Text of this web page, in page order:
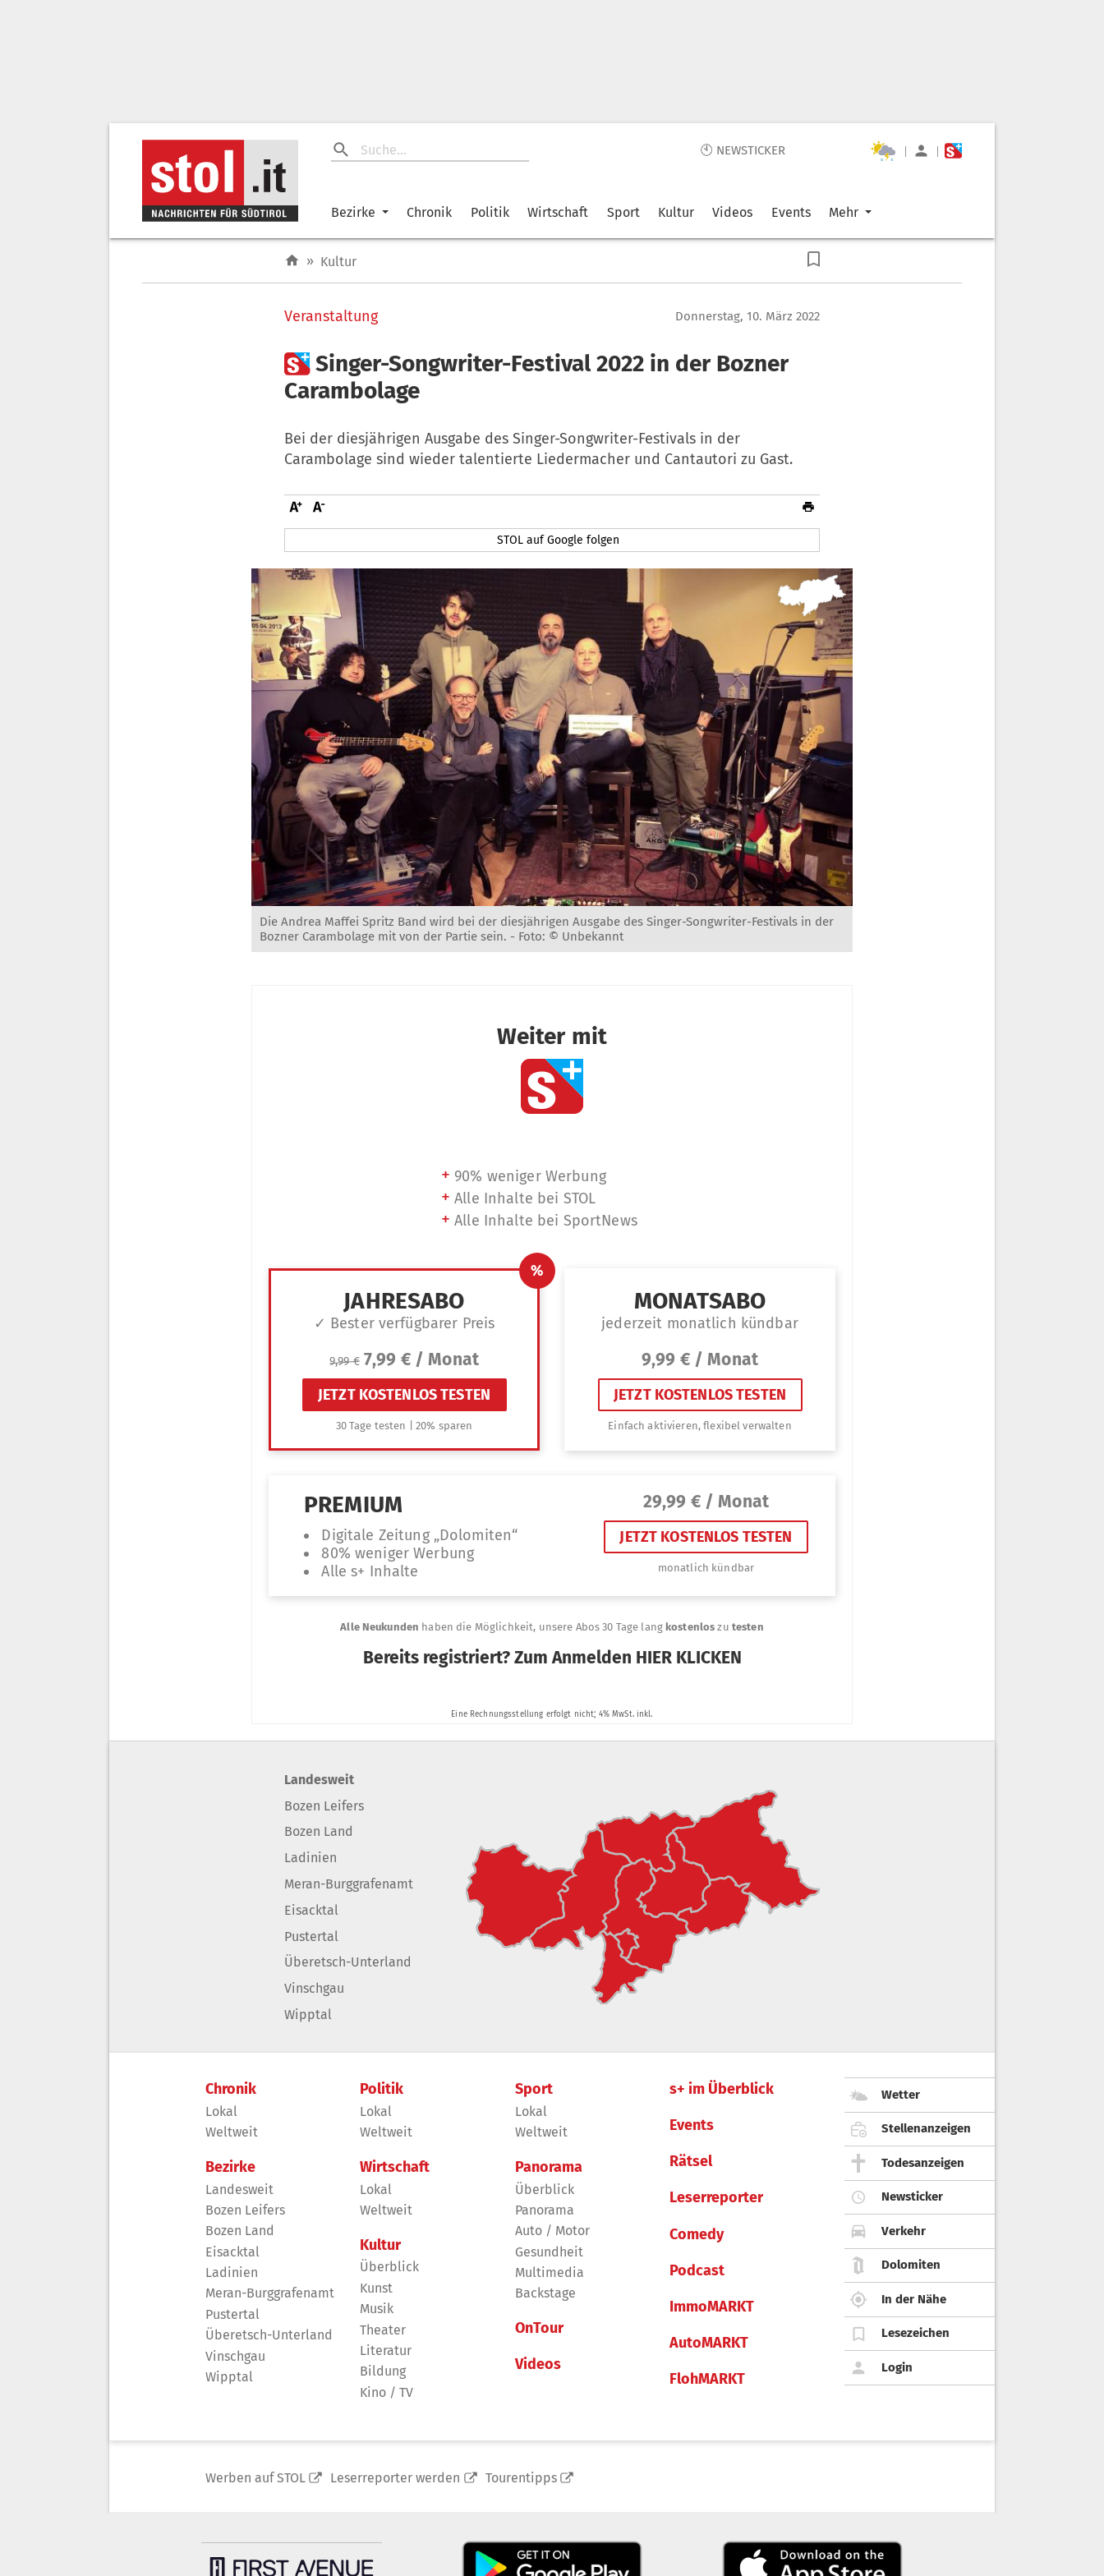
🕙 NEWSTICKER | |
Bezirke Chronik Politik Wirtschaft Sport Kultur Videos Events Mehr
» Kultur
Veranstaltung Donnerstag, 10. März 2022
Singer-Songwriter-Festival 2022 in der Bozner
Carambolage
Bei der diesjährigen Ausgabe des Singer-Songwriter-Festivals in der
Carambolage sind wieder talentierte Liedermacher und Cantautori zu Gast.
STOL auf Google folgen
Die Andrea Maffei Spritz Band wird bei der diesjährigen Ausgabe des Singer-Songwriter-Festivals in der
Bozner Carambolage mit von der Partie sein. - Foto: © Unbekannt
Landesweit
Bozen Leifers
Bozen Land
Ladinien
Meran-Burggrafenamt
Eisacktal
Pustertal
Überetsch-Unterland
Vinschgau
Wipptal
Chronik
Lokal
Weltweit
Bezirke
Landesweit
Bozen Leifers
Bozen Land
Eisacktal
Ladinien
Meran-Burggrafenamt
Pustertal
Überetsch-Unterland
Vinschgau
Wipptal
Politik
Lokal
Weltweit
Wirtschaft
Lokal
Weltweit
Kultur
Überblick
Kunst
Musik
Theater
Literatur
Bildung
Kino / TV
Sport
Lokal
Weltweit
Panorama
Überblick
Panorama
Auto / Motor
Gesundheit
Multimedia
Backstage
OnTour
Videos
s+ im Überblick
Events
Rätsel
Leserreporter
Comedy
Podcast
ImmoMARKT
AutoMARKT
FlohMARKT
Wetter
Stellenanzeigen
Todesanzeigen
Newsticker
Verkehr
Dolomiten
In der Nähe
Lesezeichen
Login
Werben auf STOL Leserreporter werden Tourentipps